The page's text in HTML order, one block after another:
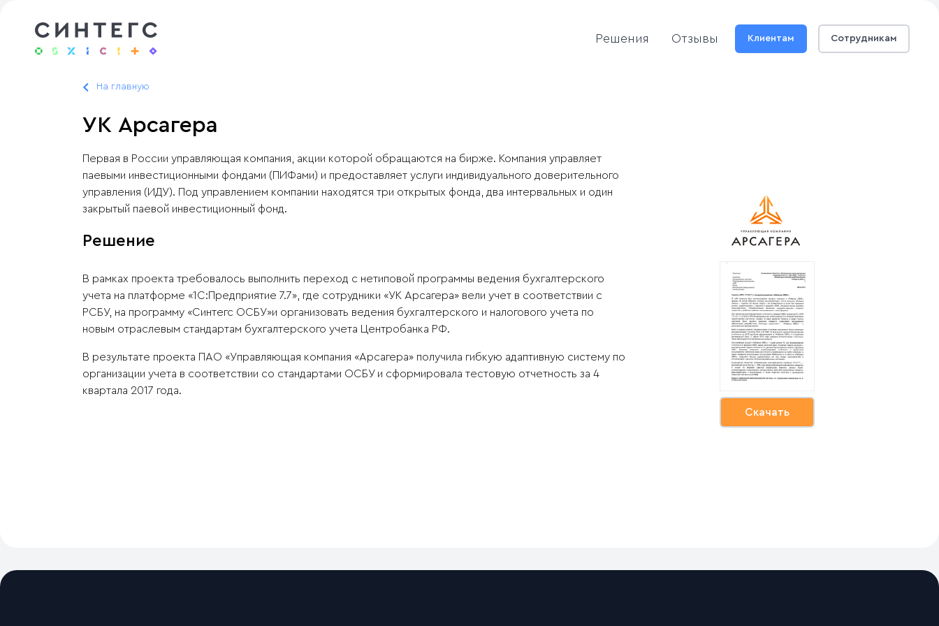
Решения Отзывы Клиентам Сотрудникам
На главную
УК Арсагера
Первая в России управляющая компания, акции которой обращаются на бирже. Компания управляет
паевыми инвестиционными фондами (ПИФами) и предоставляет услуги индивидуального доверительного
управления (ИДУ). Под управлением компании находятся три открытых фонда, два интервальных и один
закрытый паевой инвестиционный фонд.
Решение
В рамках проекта требовалось выполнить переход с нетиповой программы ведения бухгалтерского
учета на платформе «1С:Предприятие 7.7», где сотрудники «УК Арсагера» вели учет в соответствии с
РСБУ, на программу «Синтегс ОСБУ»и организовать ведения бухгалтерского и налогового учета по
новым отраслевым стандартам бухгалтерского учета Центробанка РФ.
В результате проекта ПАО «Управляющая компания «Арсагера» получила гибкую адаптивную систему по
организации учета в соответствии со стандартами ОСБУ и сформировала тестовую отчетность за 4
квартала 2017 года.
Скачать